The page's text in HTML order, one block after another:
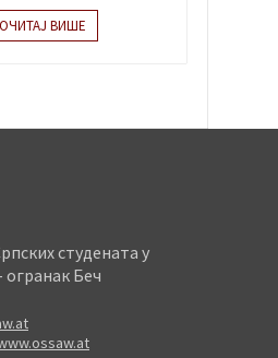
ВИШЕ
студената у
огранак Беч